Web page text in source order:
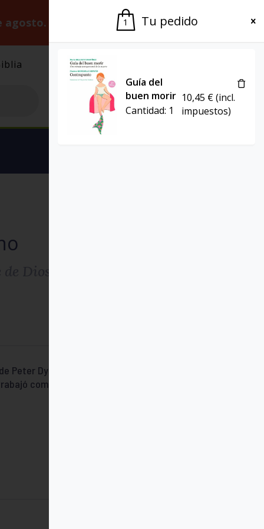
agosto. Gracias por la paciencia.
Peter Dyckhoff, autor de libros de
como gerente de una empresa
1 Tu pedido
Guía del
buen morir
Cantidad: 1
10,45 €(incl.
impuestos)